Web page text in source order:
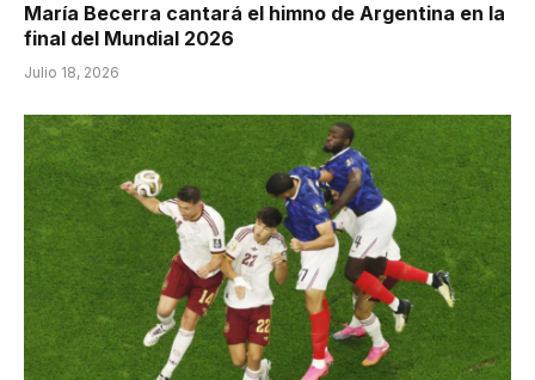
María Becerra cantará el himno de Argentina en la
final del Mundial 2026
Julio 18, 2026